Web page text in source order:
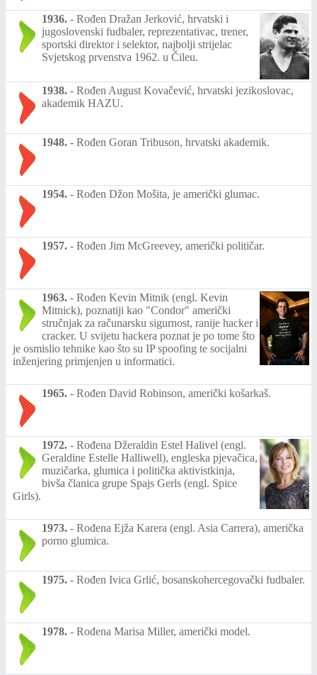
1936. - Rođen Dražan Jerković, hrvatski i
jugoslovenski fudbaler, reprezentativac, trener,
sportski direktor i selektor, najbolji strijelac
Svjetskog prvenstva 1962. u Čileu.
1938. - Rođen August Kovačević, hrvatski jezikoslovac,
akademik HAZU.
1948. - Rođen Goran Tribuson, hrvatski akademik.
1954. - Rođen Džon Mošita, je američki glumac.
1957. - Rođen Jim McGreevey, američki političar.
1963. - Rođen Kevin Mitnik (engl. Kevin
Mitnick), poznatiji kao "Condor" američki
stručnjak za računarsku sigurnost, ranije hacker i
cracker. U svijetu hackera poznat je po tome što
je osmislio tehnike kao što su IP spoofing te socijalni
inženjering primjenjen u informatici.
1965. - Rođen David Robinson, američki košarkaš.
1972. - Rođena Džeraldin Estel Halivel (engl.
Geraldine Estelle Halliwell), engleska pjevačica,
muzičarka, glumica i politička aktivistkinja,
bivša članica grupe Spajs Gerls (engl. Spice
Girls).
1973. - Rođena Ejža Karera (engl. Asia Carrera), američka
porno glumica.
1975. - Rođen Ivica Grlić, bosanskohercegovački fudbaler.
1978. - Rođena Marisa Miller, američki model.